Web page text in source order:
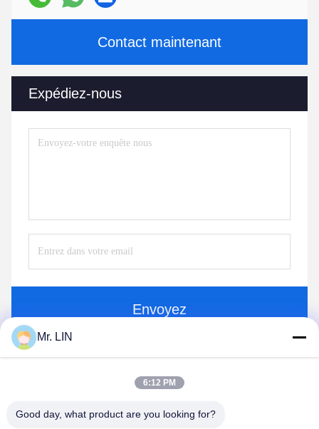
Contact maintenant
Expédiez-nous
Envoyez
Guangdong Jinhonghai New Material
Mr. LIN
6:12 PM
Good day, what product are you looking for?